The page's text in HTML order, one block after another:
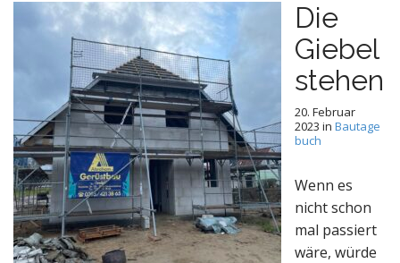
Die
Giebel
stehen
20. Februar
2023 in Bautage
buch
Wenn es
nicht schon
mal passiert
wäre, würde